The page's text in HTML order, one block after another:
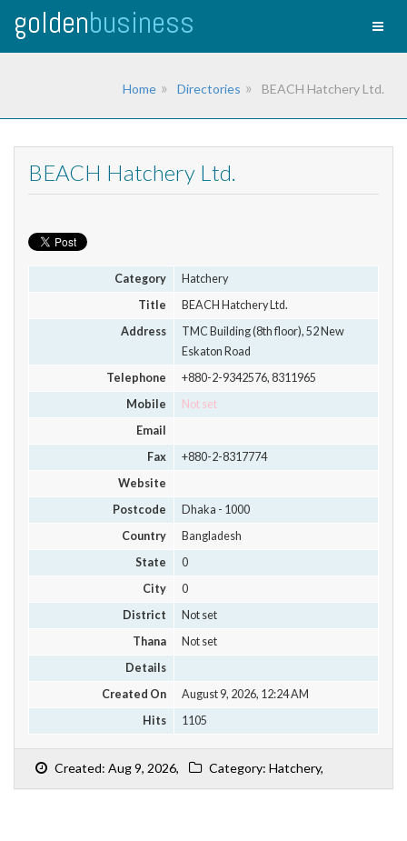
goldenbusiness
Home Directories BEACH Hatchery Ltd.
BEACH Hatchery Ltd.
Category
Hatchery
Title
BEACH Hatchery Ltd.
Address
TMC Building (8th floor), 52 New
Eskaton Road
Telephone
+880-2-9342576, 8311965
Mobile
Not set
Email
Fax
+880-2-8317774
Website
Postcode
Dhaka - 1000
Country
Bangladesh
State
0
City
0
District
Not set
Thana
Not set
Details
Created On
August 9, 2026, 12:24 AM
Hits
1105
Created: Aug 9, 2026, Category: Hatchery,